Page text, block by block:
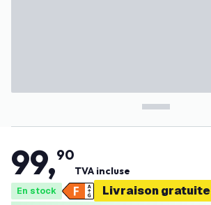
99,90
TVA incluse
En stock Livraison gratuite